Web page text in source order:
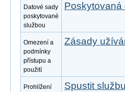
Datové sady
poskytované
službou
Poskytovaná
Omezení a
podmínky
přístupu a
použití
Zásady
Prohlížení
Spustit službu